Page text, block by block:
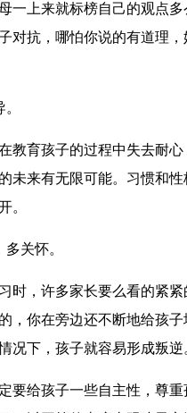
一上来就标榜自己的观点
对抗，哪怕你说的有道理
教育孩子的过程中失去耐
未来有无限可能。习惯和
。
关怀。
时，许多家长要么看的紧
，你在旁边还不断地给孩
况下，孩子就容易形成叛逆
要给孩子一些自主性，尊